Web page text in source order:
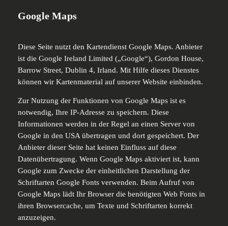
Google Maps
Diese Seite nutzt den Kartendienst Google Maps. Anbieter
ist die Google Ireland Limited („Google“), Gordon House,
Barrow Street, Dublin 4, Irland. Mit Hilfe dieses Dienstes
können wir Kartenmaterial auf unserer Website einbinden.
Zur Nutzung der Funktionen von Google Maps ist es
notwendig, Ihre IP-Adresse zu speichern. Diese
Informationen werden in der Regel an einen Server von
Google in den USA übertragen und dort gespeichert. Der
Anbieter dieser Seite hat keinen Einfluss auf diese
Datenübertragung. Wenn Google Maps aktiviert ist, kann
Google zum Zwecke der einheitlichen Darstellung der
Schriftarten Google Fonts verwenden. Beim Aufruf von
Google Maps lädt Ihr Browser die benötigten Web Fonts in
ihren Browsercache, um Texte und Schriftarten korrekt
anzuzeigen.